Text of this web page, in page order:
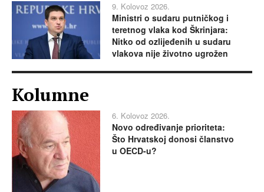
9. Kolovoz 2026.
Ministri o sudaru putničkog i
teretnog vlaka kod Škrinjara:
Nitko od ozlijeđenih u sudaru
vlakova nije životno ugrožen
Kolumne
6. Kolovoz 2026.
Novo određivanje prioriteta:
Što Hrvatskoj donosi članstvo
u OECD-u?